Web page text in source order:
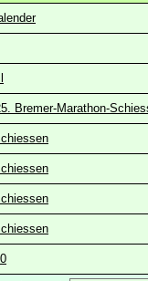
Bremer-Marathon-